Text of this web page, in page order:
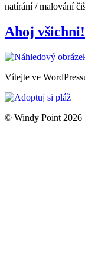
natírání / malování
Ahoj všichni!
Vítejte ve
© Windy Point 2026